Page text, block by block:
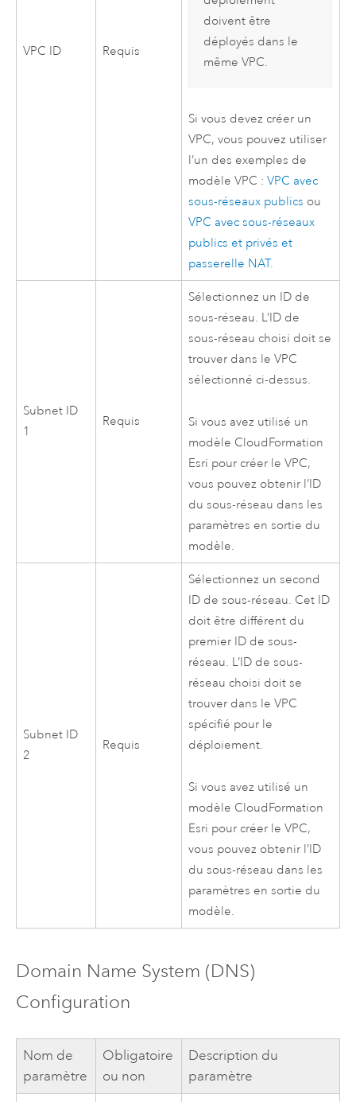
VPC ID Requis
doivent être
déployés dans le
même VPC.
Si vous devez créer un
VPC, vous pouvez utiliser
l’un des exemples de
modèleVPC :VPC avec
sous-réseaux publics ou
VPC avec sous-réseaux
publics et privés et
passerelle NAT.
Subnet ID
1
Requis
Sélectionnez un ID de
sous-réseau. L’ID de
sous-réseau choisi doit se
trouver dans leVPC
sélectionné ci-dessus.
Si vous avez utilisé un
modèle CloudFormation
Esri pour créer leVPC,
vous pouvez obtenir l’ID
du sous-réseau dans les
paramètres en sortie du
modèle.
Subnet ID
2
Requis
Sélectionnez un second
ID de sous-réseau. Cet ID
doit être différent du
premier ID de sous-
réseau. L’ID de sous-
réseau choisi doit se
trouver dans leVPC
spécifié pour le
déploiement.
Si vous avez utilisé un
modèle CloudFormation
Esri pour créer leVPC,
vous pouvez obtenir l’ID
du sous-réseau dans les
paramètres en sortie du
modèle.
Domain Name System (DNS)
Configuration
Nom de
paramètre
Obligatoire
ou non
Description du
paramètre